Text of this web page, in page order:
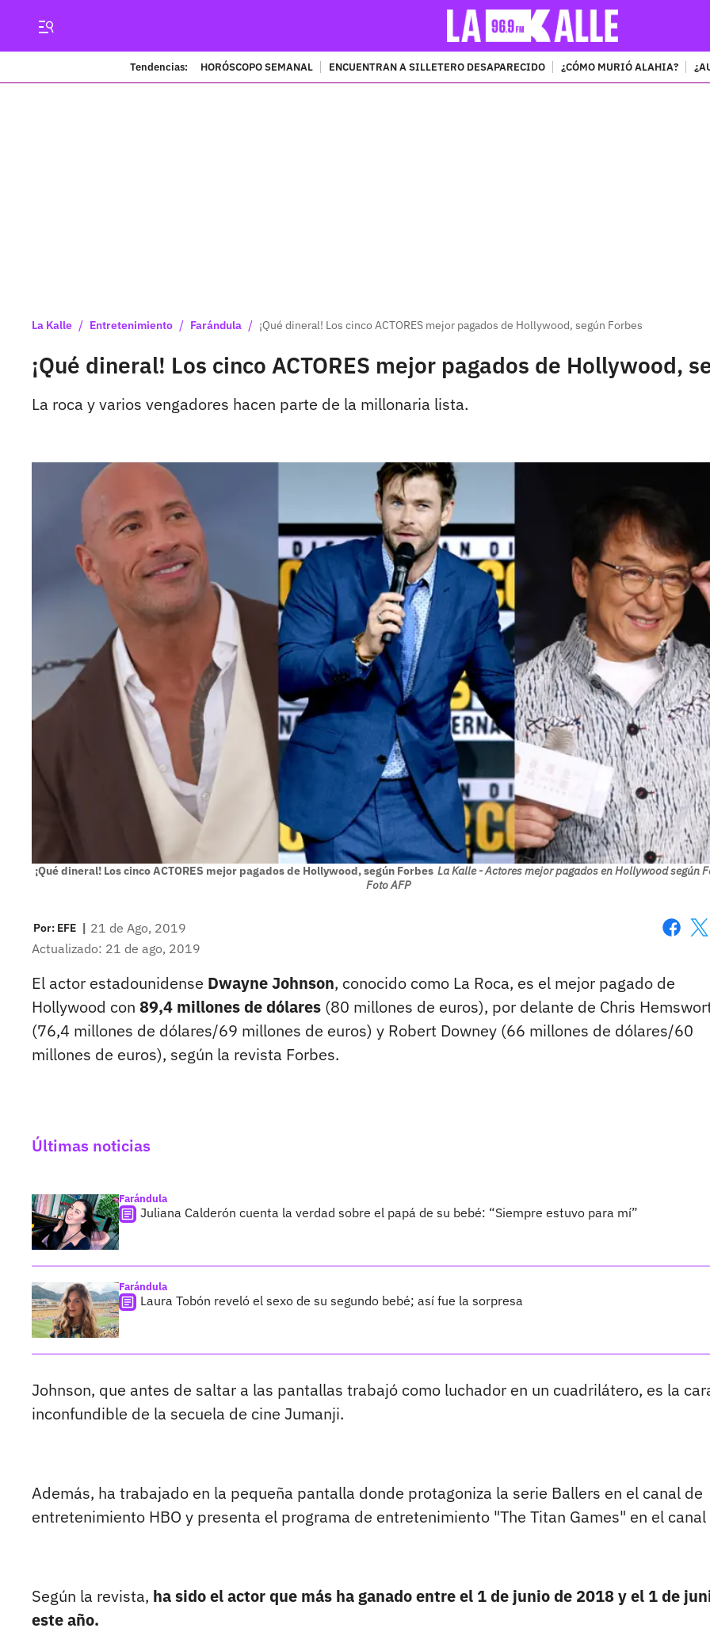
Tendencias: HORÓSCOPO SEMANAL ENCUENTRAN A SILLETERO DESAPARECIDO ¿CÓMO MURIÓ ALAHIA?
La Kalle / Entretenimiento / Farándula / ¡Qué dineral! Los cinco ACTORES mejor pagados de Hollywood, según Forbes
¡Qué dineral! Los cinco ACTORES mejor pagados de Hollywood,
La roca y varios vengadores hacen parte de la millonaria lista.
¡Qué dineral! Los cinco ACTORES mejor pagados de Hollywood, según Forbes La Kalle - Actores mejor pagados en Hollywood según
Foto AFP
Por: EFE | 21 de Ago, 2019
Actualizado: 21 de ago, 2019
El actor estadounidense Dwayne Johnson, conocido como La Roca, es el mejor pagado de
Hollywood con 89,4 millones de dólares (80 millones de euros), por delante de Chris
(76,4 millones de dólares/69 millones de euros) y Robert Downey (66 millones de dólares/60
millones de euros), según la revista Forbes.
Últimas noticias
Farándula
Juliana Calderón cuenta la verdad sobre el papá de su bebé: “Siempre estuvo para mí”
Farándula
Laura Tobón reveló el sexo de su segundo bebé; así fue la sorpresa
Johnson, que antes de saltar a las pantallas trabajó como luchador en un cuadrilátero, es la
inconfundible de la secuela de cine Jumanji.
Además, ha trabajado en la pequeña pantalla donde protagoniza la serie Ballers en el canal de
entretenimiento HBO y presenta el programa de entretenimiento "The Titan Games" en el canal
Según la revista, ha sido el actor que más ha ganado entre el 1 de junio de 2018 y el 1 de
este año.